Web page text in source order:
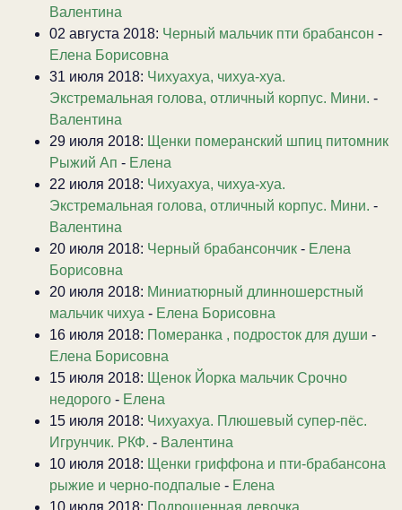
Валентина
02 августа 2018: Черный мальчик пти брабансон -
Елена Борисовна
31 июля 2018: Чихуахуа, чихуа-хуа.
Экстремальная голова, отличный корпус. Мини. -
Валентина
29 июля 2018: Щенки померанский шпиц питомник
Рыжий Ап - Елена
22 июля 2018: Чихуахуа, чихуа-хуа.
Экстремальная голова, отличный корпус. Мини. -
Валентина
20 июля 2018: Черный брабансончик - Елена
Борисовна
20 июля 2018: Миниатюрный длинношерстный
мальчик чихуа - Елена Борисовна
16 июля 2018: Померанка , подросток для души -
Елена Борисовна
15 июля 2018: Щенок Йорка мальчик Срочно
недорого - Елена
15 июля 2018: Чихуахуа. Плюшевый супер-пёс.
Игрунчик. РКФ. - Валентина
10 июля 2018: Щенки гриффона и пти-брабансона
рыжие и черно-подпалые - Елена